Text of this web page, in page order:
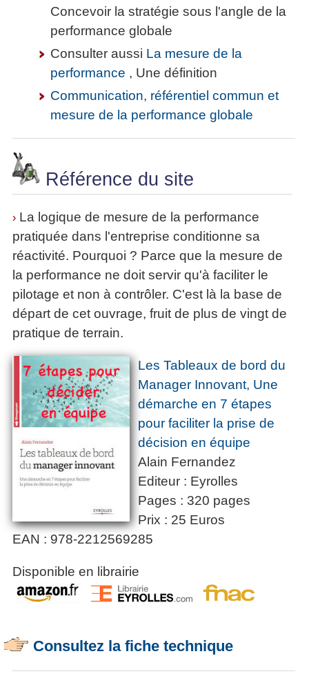
Concevoir la stratégie sous l'angle de la
performance globale
Consulter aussi La mesure de la
performance , Une définition
Communication, référentiel commun et
mesure de la performance globale
Référence du site
› La logique de mesure de la performance
pratiquée dans l'entreprise conditionne sa
réactivité. Pourquoi ? Parce que la mesure de
la performance ne doit servir qu'à faciliter le
pilotage et non à contrôler. C'est là la base de
départ de cet ouvrage, fruit de plus de vingt de
pratique de terrain.
Les Tableaux de bord du
Manager Innovant, Une
démarche en 7 étapes
pour faciliter la prise de
décision en équipe
Alain Fernandez
Editeur : Eyrolles
Pages : 320 pages
Prix : 25 Euros
EAN : 978-2212569285
Disponible en librairie
Consultez la fiche technique